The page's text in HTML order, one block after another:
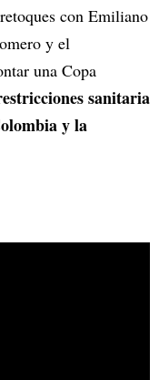
con Emiliano
y el
una Copa
sanitaria
y la